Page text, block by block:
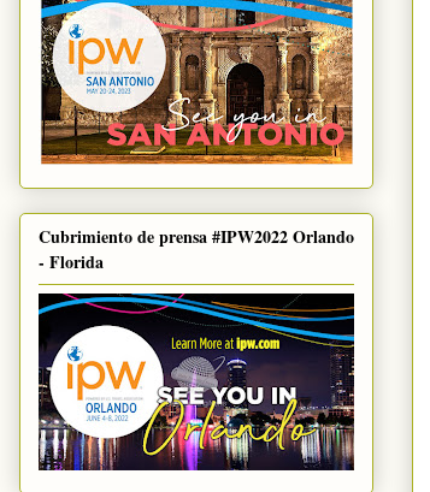
Cubrimiento de prensa #IPW2022 Orlando
- Florida